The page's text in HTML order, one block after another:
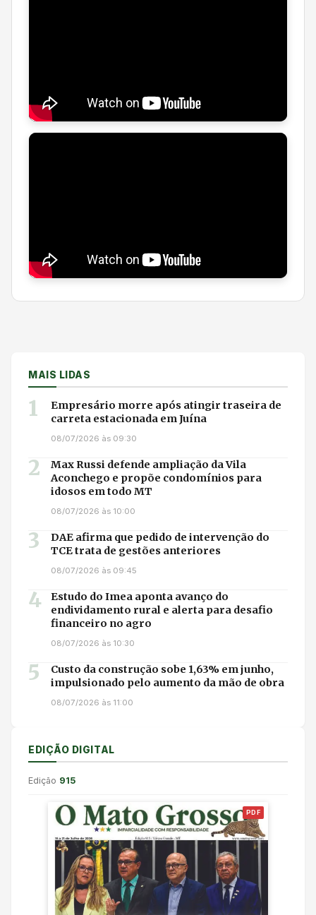
MAIS LIDAS
1
Empresário morre após atingir traseira de
carreta estacionada em Juína
08/07/2026 às 09:30
2
Max Russi defende ampliação da Vila
Aconchego e propõe condomínios para
idosos em todo MT
08/07/2026 às 10:00
3
DAE afirma que pedido de intervenção do
TCE trata de gestões anteriores
08/07/2026 às 09:45
4
Estudo do Imea aponta avanço do
endividamento rural e alerta para desafio
financeiro no agro
08/07/2026 às 10:30
5
Custo da construção sobe 1,63% em junho,
impulsionado pelo aumento da mão de obra
08/07/2026 às 11:00
EDIÇÃO DIGITAL
Edição 915
PDF